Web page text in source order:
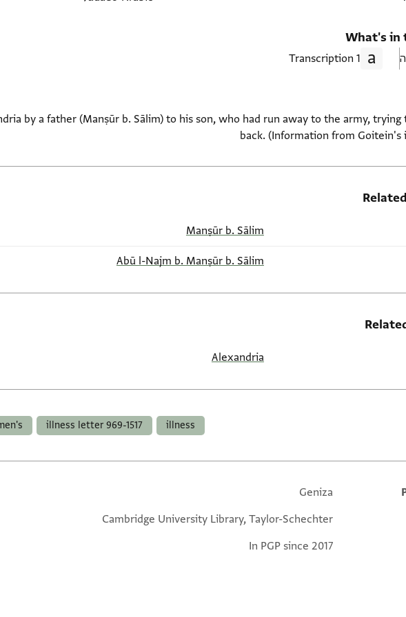
What's in
1 Transcription
by a father (Manṣūr b. Sālim) to his son, who had run away to the army, trying
back. (Information from Goitein's
Manṣūr b. Sālim
Abū l-Najm b. Manṣūr b. Sālim
Alexandria
illness
illness letter 969-1517
Additional
Geniza
Cambridge University Library, Taylor-Schechter
In PGP since 2017